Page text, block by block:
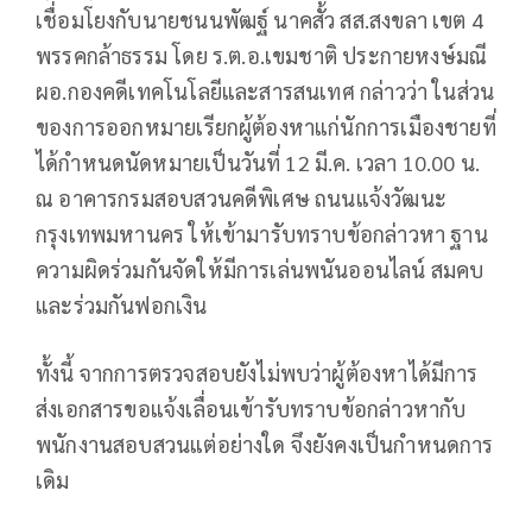
เชื่อมโยงกับนายชนนพัฒฐ์ นาคสั้ว สส.สงขลา เขต 4
พรรคกล้าธรรม โดย ร.ต.อ.เขมชาติ ประกายหงษ์มณี
ผอ.กองคดีเทคโนโลยีและสารสนเทศ กล่าวว่า ในส่วน
ของการออกหมายเรียกผู้ต้องหาแก่นักการเมืองชายที่
ได้กำหนดนัดหมายเป็นวันที่ 12 มี.ค. เวลา 10.00 น.
ณ อาคารกรมสอบสวนคดีพิเศษ ถนนแจ้งวัฒนะ
กรุงเทพมหานคร ให้เข้ามารับทราบข้อกล่าวหา ฐาน
ความผิดร่วมกันจัดให้มีการเล่นพนันออนไลน์ สมคบ
และร่วมกันฟอกเงิน
ทั้งนี้ จากการตรวจสอบยังไม่พบว่าผู้ต้องหาได้มีการ
ส่งเอกสารขอแจ้งเลื่อนเข้ารับทราบข้อกล่าวหากับ
พนักงานสอบสวนแต่อย่างใด จึงยังคงเป็นกำหนดการ
เดิม